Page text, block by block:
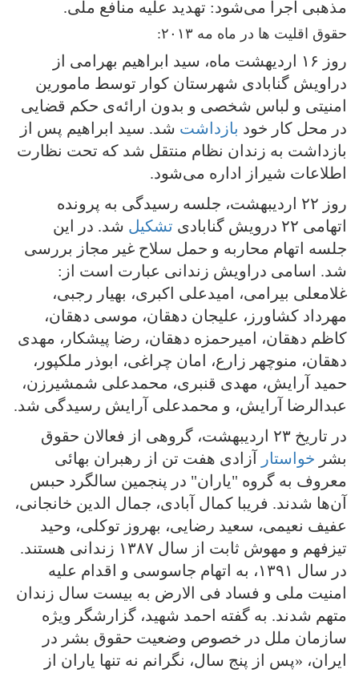
مذهبی اجرا می‌شود: تهدید علیه منافع ملی.
حقوق اقلیت ها در ماه مه ۲۰۱۳:
روز ۱۶ اردیهشت ماه، سید ابراهیم بهرامی از
دراویش گنابادی شهرستان کوار توسط مامورین
امنیتی و لباس شخصی و بدون ارائه‌ی حکم قضایی
در محل کار خود‌ بازداشت شد. سید ابراهیم پس از
بازداشت به زندان نظام منتقل شد که تحت نظارت
اطلاعات شیراز اداره می‌شود.
روز ۲۲ اردیبهشت، جلسه رسیدگی به پرونده
اتهامی ۲۲ درویش گنابادی
تشکیل شد. در این
جلسه اتهام محاربه و حمل سلاح غیر مجاز بررسی
شد. اسامی دراویش زندانی عبارت است از:
غلامعلی بیرامی، امیدعلی اکبری، بهیار رجبی،
مهرداد کشاورز، علیجان دهقان، موسی دهقان،
کاظم دهقان، امیرحمزه دهقان، رضا پیشکار، مهدی
دهقان، منوچهر زارع، امان چراغی، ابوذر ملکپور،
حمید آرایش، مهدی قنبری، محمدعلی شمشیرزن،
عبدالرضا آرایش، و محمدعلی آرایش رسیدگی شد.
در تاریخ ۲۳ اردیبهشت، گروهی از فعالان حقوق
بشر خواستار
آزادی هفت تن از رهبران بهائی
معروف به گروه "یاران" در پنجمین سالگرد حبس
آن‌ها شدند. فریبا کمال آبادی، جمال الدین خانجانی،
عفیف نعیمی، سعید رضایی، بهروز توکلی، وحید
تیزفهم و مهوش ثابت از سال ۱۳۸۷ زندانی هستند.
در سال ۱۳۹۱، به اتهام جاسوسی و اقدام علیه
امنیت ملی و فساد فی الارض به بیست سال زندان
متهم شدند. به گفته احمد شهید، گزارشگر ویژه
سازمان ملل در خصوص وضعیت حقوق بشر در
ایران، «پس از پنج سال، نگرانم نه تنها یاران از